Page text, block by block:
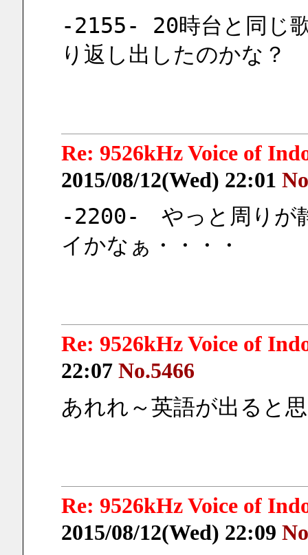
-2155- 20時台と同じ
り返し出したのかな？
Re: 9526kHz Voice of
2015/08/12(Wed) 22:01
-2200-　やっと周りが
イかなぁ・・・・
Re: 9526kHz Voice of
22:07 No.5466
あれれ～英語が出ると
Re: 9526kHz Voice of
2015/08/12(Wed) 22:09